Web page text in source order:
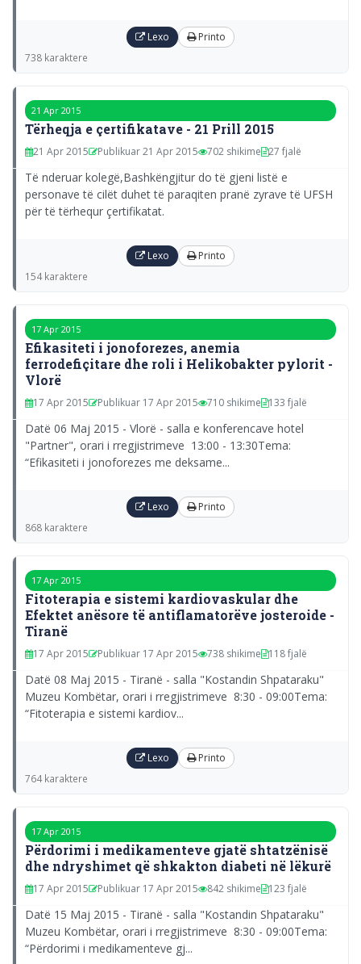
Lexo Printo
738 karaktere
21 Apr 2015
Tërheqja e çertifikatave - 21 Prill 2015
21 Apr 2015 Publikuar 21 Apr 2015 702 shikime 27 fjalë
Të nderuar kolegë,Bashkëngjitur do të gjeni listë e
personave të cilët duhet të paraqiten pranë zyrave të UFSH
për të tërhequr çertifikatat.
Lexo Printo
154 karaktere
17 Apr 2015
Efikasiteti i jonoforezes, anemia
ferrodefiçitare dhe roli i Helikobakter pylorit -
Vlorë
17 Apr 2015 Publikuar 17 Apr 2015 710 shikime 133 fjalë
Datë 06 Maj 2015 - Vlorë - salla e konferencave hotel
"Partner", orari i rregjistrimeve 13:00 - 13:30Tema:
“Efikasiteti i jonoforezes me deksame...
Lexo Printo
868 karaktere
17 Apr 2015
Fitoterapia e sistemi kardiovaskular dhe
Efektet anësore të antiflamatorëve josteroide -
Tiranë
17 Apr 2015 Publikuar 17 Apr 2015 738 shikime 118 fjalë
Datë 08 Maj 2015 - Tiranë - salla "Kostandin Shpataraku"
Muzeu Kombëtar, orari i rregjistrimeve 8:30 - 09:00Tema:
“Fitoterapia e sistemi kardiov...
Lexo Printo
764 karaktere
17 Apr 2015
Përdorimi i medikamenteve gjatë shtatzënisë
dhe ndryshimet që shkakton diabeti në lëkurë
17 Apr 2015 Publikuar 17 Apr 2015 842 shikime 123 fjalë
Datë 15 Maj 2015 - Tiranë - salla "Kostandin Shpataraku"
Muzeu Kombëtar, orari i rregjistrimeve 8:30 - 09:00Tema:
“Përdorimi i medikamenteve gj...